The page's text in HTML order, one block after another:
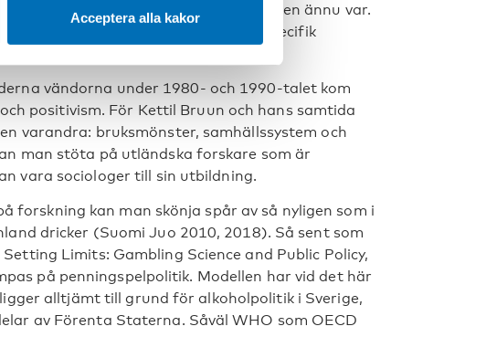
Acceptera alla kakor
discipliner och forskningsområden ännu var.
djärvt anpassa perspektiv till en specifik
vändorna under 1980- och 1990-talet kom
positivism. För Kettil Bruun och hans samtida
varandra: bruksmönster, samhällssystem och
man stöta på utländska forskare som är
vara sociologer till sin utbildning.
forskning kan man skönja spår av så nyligen som i
dricker (Suomi Juo 2010, 2018). Så sent som
Limits: Gambling Science and Public Policy,
på penningspelpolitik. Modellen har vid det här
alltjämt till grund för alkoholpolitik i Sverige,
av Förenta Staterna. Såväl WHO som OECD